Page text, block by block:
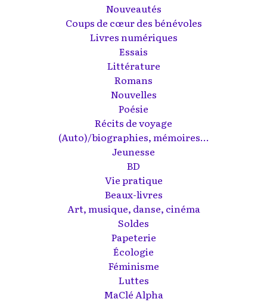
Nouveautés
Coups de cœur des bénévoles
Livres numériques
Essais
Littérature
Romans
Nouvelles
Poésie
Récits de voyage
(Auto)/biographies, mémoires...
Jeunesse
BD
Vie pratique
Beaux-livres
Art, musique, danse, cinéma
Soldes
Papeterie
Écologie
Féminisme
Luttes
MaClé Alpha